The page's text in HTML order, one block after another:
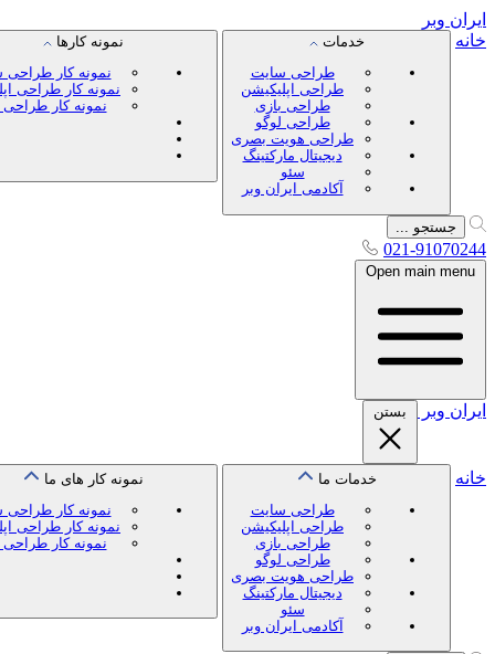
ایران وبر
خانه
خدمات
طراحی سایت
طراحی اپلیکیشن
طراحی بازی
طراحی لوگو
طراحی هویت بصری
دیجیتال مارکتینگ
سئو
آکادمی ایران وبر
نمونه کارها
نمونه کار
نمونه کار طراحی
نمونه کار طراحی
جستجو ...
021-91070244
Open main menu
ایران وبر بستن
خانه
خدمات ما
طراحی سایت
طراحی اپلیکیشن
طراحی بازی
طراحی لوگو
طراحی هویت بصری
دیجیتال مارکتینگ
سئو
آکادمی ایران وبر
نمونه کار های ما
نمونه کار
نمونه کار طراحی
نمونه کار طراحی